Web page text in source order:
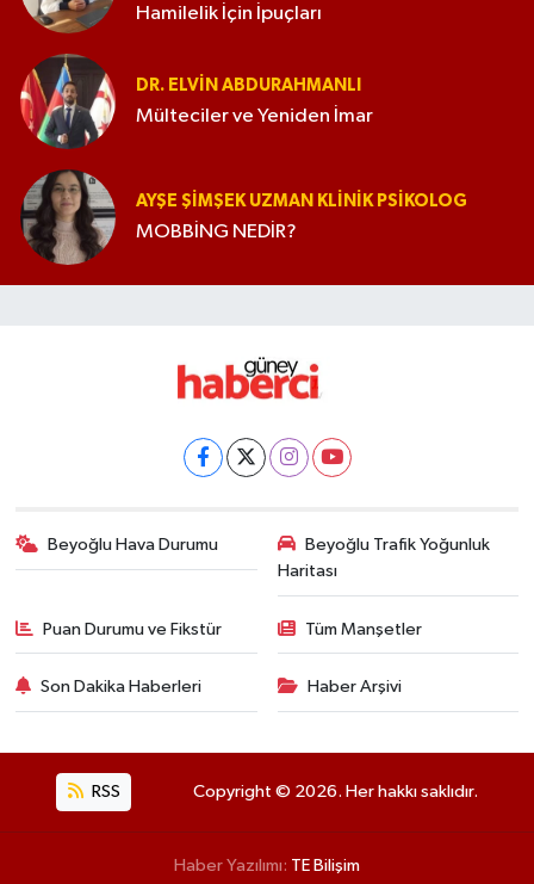
Hamilelik İçin İpuçları
DR. ELVIN ABDURAHMANLI
Mülteciler ve Yeniden İmar
AYŞE ŞIMŞEK UZMAN KLINIK PSIKOLOG
MOBBİNG NEDİR?
Beyoğlu Hava Durumu
Beyoğlu Trafik Yoğunluk
Haritası
Puan Durumu ve Fikstür Tüm Manşetler
Son Dakika Haberleri Haber Arşivi
RSS Copyright © 2026. Her hakkı saklıdır.
Haber Yazılımı: TE Bilişim